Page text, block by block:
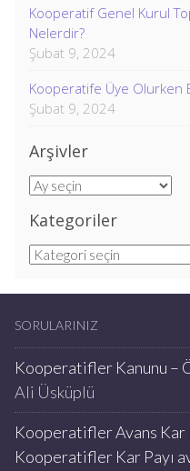
Kooperatif Genel Kurul
Nelerdir?
Şubat 9, 2024
Kooperatife Üye Olurken
Şubat 9, 2024
Arşivler
Arşivler
Kategoriler
Kategoriler
SORULARINIZ
Kooperatifler Kanunu –
Ali Üsküplü
Kooperatifler Avans Kar
Kooperatifler Kar Payı